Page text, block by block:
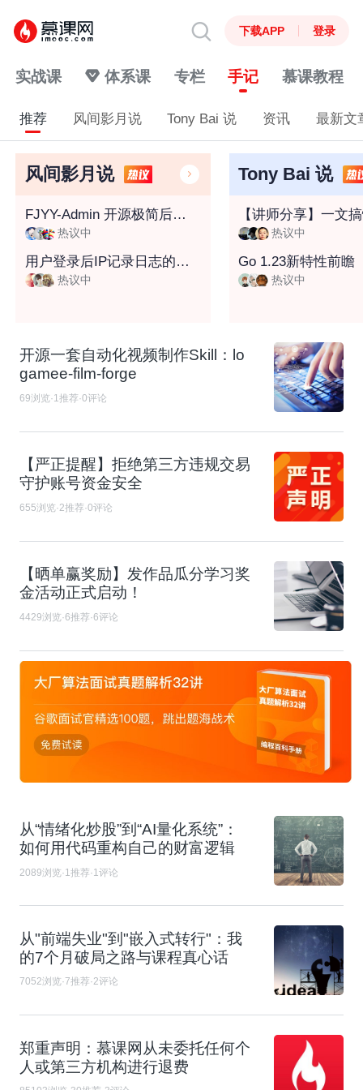
下载APP 登录
实战课 体系课 专栏 手记 慕课教程
推荐 风间影月说 Tony Bai 说 资讯 最新文
风间影月说
FJYY-Admin 开源极简后台管理系统，快速构建前端项目，更适合后端开发小伙伴的前端框架~
热议中
用户登录后IP记录日志的六种实现方案探讨
热议中
Tony Bai 说
热议中
Go 1.23新特性前瞻
热议中
开源一套自动化视频制作Skill：lo
gamee-film-forge
69浏览·1推荐·0评论
【严正提醒】拒绝第三方违规交易
守护账号资金安全
655浏览·2推荐·0评论
【晒单赢奖励】发作品瓜分学习奖
金活动正式启动！
4429浏览·6推荐·6评论
从“情绪化炒股”到“AI量化系统”：
如何用代码重构自己的财富逻辑
2089浏览·1推荐·1评论
从"前端失业"到"嵌入式转行"：我
的7个月破局之路与课程真心话​
7052浏览·7推荐·2评论
郑重声明：慕课网从未委托任何个
人或第三方机构进行退费